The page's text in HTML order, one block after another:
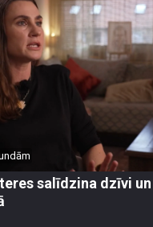
salīdzina dzīvi